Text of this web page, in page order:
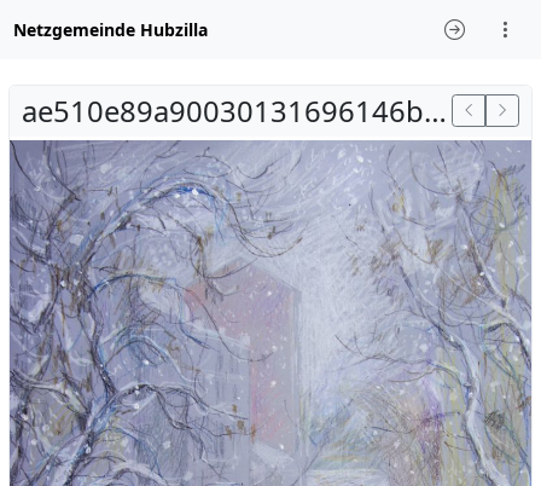
Netzgemeinde Hubzilla
ae510e89a90030131696146bebaf6a76.jpg